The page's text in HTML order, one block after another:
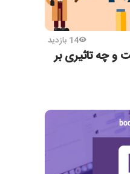
14 بازدید
و چه تاثیری بر